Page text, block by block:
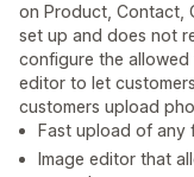
on Product, Contact,
set up and does not
configure the allowed
editor to let
customers upload
Fast upload of any
Image editor that